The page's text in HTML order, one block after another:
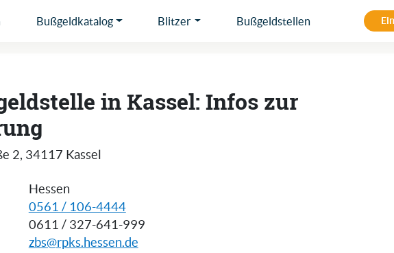
Bußgeldkatalog Blitzer Bußgeldstellen
in Kassel: Infos zur
2, 34117 Kassel
Hessen
0561 / 106-4444
0611 / 327-641-999
zbs@rpks.hessen.de